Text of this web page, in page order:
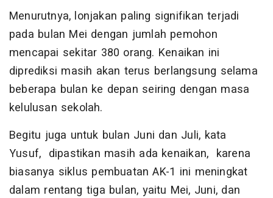
Menurutnya, lonjakan paling signifikan terjadi
pada bulan Mei dengan jumlah pemohon
mencapai sekitar 380 orang. Kenaikan ini
diprediksi masih akan terus berlangsung selama
beberapa bulan ke depan seiring dengan masa
kelulusan sekolah.
Begitu juga untuk bulan Juni dan Juli, kata
Yusuf, dipastikan masih ada kenaikan, karena
biasanya siklus pembuatan AK-1 ini meningkat
dalam rentang tiga bulan, yaitu Mei, Juni, dan